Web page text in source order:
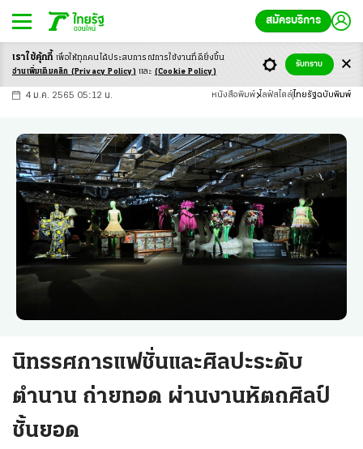
สมัครบริการ
-ก ก ก+
4 ม.ค. 2565 05:12 น. หนังสือพิมพ์ ไลฟ์สไตล์ ไทยรัฐฉบับพิมพ์
นิทรรศการแฟชั่นและศิลปะระดับ
ตำนาน ถ่ายทอด ผ่านงานหัตถศิลป์
ชั้นยอด
เราใช้คุ้กกี้ เพื่อให้ทุกคนได้ประสบการณ์การใช้งานที่ดียิ่งขึ้น
อ่านเพิ่มเติมคลิก (Privacy Policy) และ (Cookie Policy)
รับทราบ